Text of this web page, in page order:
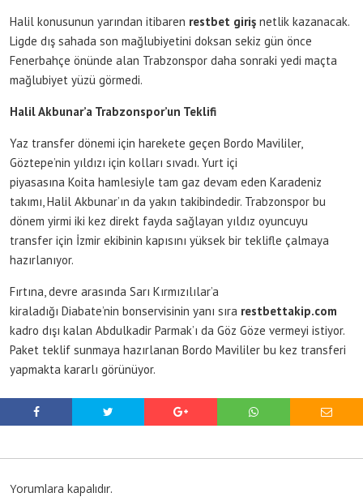
Halil konusunun yarından itibaren restbet giriş netlik kazanacak.
Ligde dış sahada son mağlubiyetini doksan sekiz gün önce
Fenerbahçe önünde alan Trabzonspor daha sonraki yedi maçta
mağlubiyet yüzü görmedi.
Halil Akbunar’a Trabzonspor’un Teklifi
Yaz transfer dönemi için harekete geçen Bordo Mavililer,
Göztepe’nin yıldızı için kolları sıvadı. Yurt içi
piyasasına Koita hamlesiyle tam gaz devam eden Karadeniz
takımı, Halil Akbunar’ın da yakın takibindedir. Trabzonspor bu
dönem yirmi iki kez direkt fayda sağlayan yıldız oyuncuyu
transfer için İzmir ekibinin kapısını yüksek bir teklifle çalmaya
hazırlanıyor.
Fırtına, devre arasında Sarı Kırmızılılar’a
kiraladığı Diabate’nin bonservisinin yanı sıra restbettakip.com
kadro dışı kalan Abdulkadir Parmak’ı da Göz Göze vermeyi istiyor.
Paket teklif sunmaya hazırlanan Bordo Mavililer bu kez transferi
yapmakta kararlı görünüyor.
Yorumlara kapalıdır.